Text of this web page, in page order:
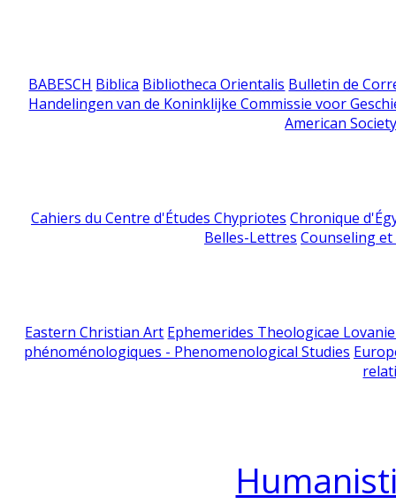
BABESCH Biblica Bibliotheca Orientalis Bulletin de
Handelingen van de Koninklijke Commissie voor
American
Cahiers du Centre d'Études Chypriotes Chronique
Belles-Lettres Counseling
Eastern Christian Art Ephemerides Theologicae
phénoménologiques - Phenomenological Studies